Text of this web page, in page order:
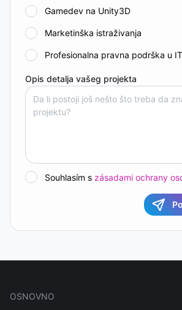
Gamedev na Unity3D
Marketinška istraživanja
Profesionalna pravna podrška u
Opis detalja vašeg projekta
Souhlasím s zásadami ochrany
OSNOVNO